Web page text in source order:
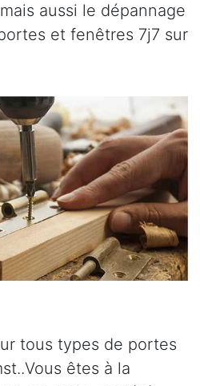
aussi le dépannage
et fenêtres 7j7 sur
tous types de portes
êtes à la